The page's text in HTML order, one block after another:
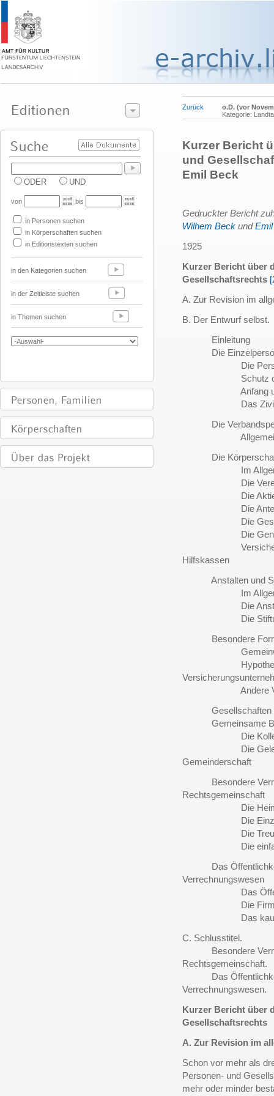
ODER UND
von bis
in Personen suchen
in Körperschaften suchen
in Editionstexten suchen
in den Kategorien suchen
in der Zeitleiste suchen
in Themen suchen
Zurück
o.D. (vor
Kategorie:
Kurzer Bericht
und
Emil Beck
Gedruckter Bericht
Wilhem Beck und
1925
Kurzer Bericht über
Gesellschaftsrechts
A. Zur Revision im
B. Der Entwurf selbst.
Einleitung
Die
Die
Schutz der
Anfang und
Das
Die
Allgemeine
Die
Im
Die
Die
Die
Die
Die
Hilfskassen
Anstalten und
Im
Die
Die
Besondere
Andere
Gesellschaften
Gemeinsame
Die Kollektiv-
Die
Gemeinderschaft
Besondere
Rechtsgemeinschaft
Die
Die
Die
Die einfache
Das
Verrechnungswesen
Das
Die
Das
C. Schlusstitel.
Besondere
Rechtsgemeinschaft.
Das
Verrechnungswesen.
Kurzer Bericht über
Gesellschaftsrechts
A. Zur Revision im
Schon vor mehr als
Personen- und
mehr oder minder